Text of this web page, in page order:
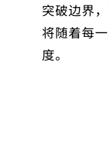
突破边界
将随着每
度。